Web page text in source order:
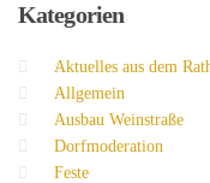
Kategorien
Aktuelles aus dem
Allgemein
Ausbau Weinstraße
Dorfmoderation
Feste